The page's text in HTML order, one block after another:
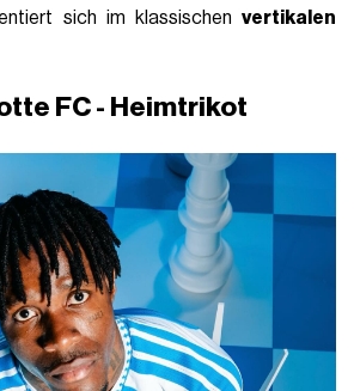
sich im klassischen vertikalen
FC - Heimtrikot